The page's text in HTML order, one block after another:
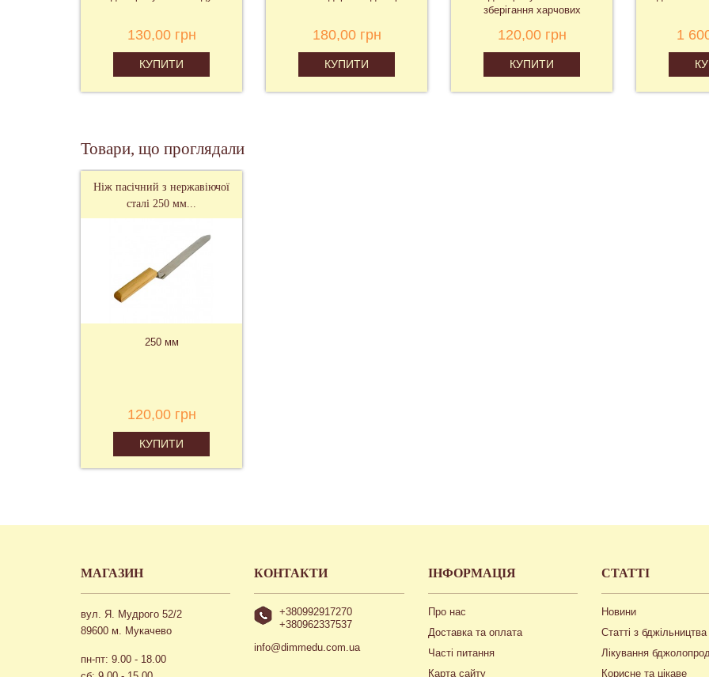
130,00 грн
КУПИТИ
180,00 грн
КУПИТИ
зберігання харчових
120,00 грн
КУПИТИ
1
Товари, що проглядали
Ніж пасічний з нержавіючої
сталі 250 мм...
250 мм
120,00 грн
КУПИТИ
МАГАЗИН
вул. Я. Мудрого 52/2
89600 м. Мукачево
пн-пт: 9.00 - 18.00
КОНТАКТИ
+380992917270
+380962337537
info@dimmedu.com.ua
ІНФОРМАЦІЯ
Про нас
Доставка та оплата
Часті питання
Карта сайту
СТАТТІ
Новини
Статті з бджільництва
Лікування
Корисне та цікаве